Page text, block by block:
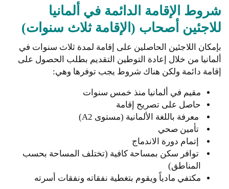
شروط الإقامة الدائمة في ألمانيا
للاجئين أصحاب (الإقامة ثلاث سنوات)
بإمكان اللاجئين الحاصلين على إقامة لمدة ثلاث سنوات في
ألمانيا من خلال إعادة التوطين التقديم بطلب الحصول على
إقامة دائمة ولكن هناك شروط يجب توفرها وهي:
مقيم في ألمانيا منذ خمس سنوات
حاصل على تصريح إقامة
معرفة باللغة الألمانية (مستوى A2)
تأمين صحي
إتمام دورة الاندماج
توافر سكن بمساحة كافية (تختلف المساحة بحسب
المناطق)
مكتفي مادياً ويقوم بتغطية نفقاته ونفقات أسرته